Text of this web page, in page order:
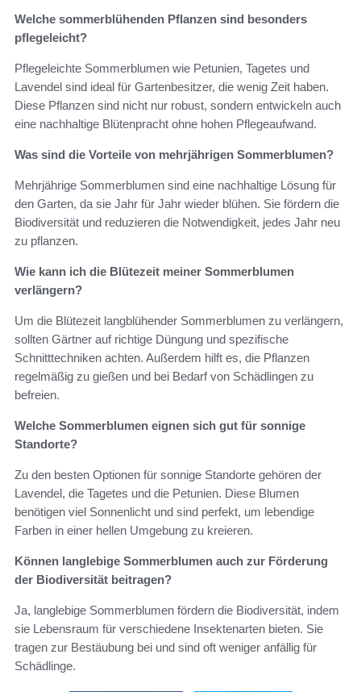
Welche sommerblühenden Pflanzen sind besonders
pflegeleicht?
Pflegeleichte Sommerblumen wie Petunien, Tagetes und
Lavendel sind ideal für Gartenbesitzer, die wenig Zeit haben.
Diese Pflanzen sind nicht nur robust, sondern entwickeln auch
eine nachhaltige Blütenpracht ohne hohen Pflegeaufwand.
Was sind die Vorteile von mehrjährigen Sommerblumen?
Mehrjährige Sommerblumen sind eine nachhaltige Lösung für
den Garten, da sie Jahr für Jahr wieder blühen. Sie fördern die
Biodiversität und reduzieren die Notwendigkeit, jedes Jahr neu
zu pflanzen.
Wie kann ich die Blütezeit meiner Sommerblumen
verlängern?
Um die Blütezeit langblühender Sommerblumen zu verlängern,
sollten Gärtner auf richtige Düngung und spezifische
Schnitttechniken achten. Außerdem hilft es, die Pflanzen
regelmäßig zu gießen und bei Bedarf von Schädlingen zu
befreien.
Welche Sommerblumen eignen sich gut für sonnige
Standorte?
Zu den besten Optionen für sonnige Standorte gehören der
Lavendel, die Tagetes und die Petunien. Diese Blumen
benötigen viel Sonnenlicht und sind perfekt, um lebendige
Farben in einer hellen Umgebung zu kreieren.
Können langlebige Sommerblumen auch zur Förderung
der Biodiversität beitragen?
Ja, langlebige Sommerblumen fördern die Biodiversität, indem
sie Lebensraum für verschiedene Insektenarten bieten. Sie
tragen zur Bestäubung bei und sind oft weniger anfällig für
Schädlinge.